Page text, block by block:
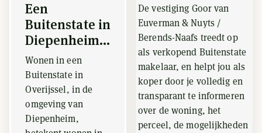
Een
Buitenstate in
Diepenheim...
Wonen in een
Buitenstate in
Overijssel, in de
omgeving van
Diepenheim,
De vestiging Goor van
Euverman & Nuyts /
Berends-Naafs treedt op
als verkopend Buitenstate
makelaar, en helpt jou als
koper door je volledig en
transparant te informeren
over de woning, het
perceel, de mogelijkheden